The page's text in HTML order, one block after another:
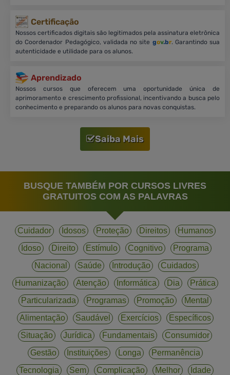
Certificação
Nossos certificados digitais são legitimados pela assinatura eletrônica
do Coordenador Pedagógico, validada no site gov.br. Garantindo sua
autenticidade e utilidade para os alunos.
Aprendizado
Nossos cursos que oferecem uma oportunidade única de
aprimoramento e crescimento profissional, incentivando a busca pelo
conhecimento e preparando os alunos para novas conquistas.
Saiba Mais
BUSQUE TAMBÉM POR CURSOS LIVRES
GRATUITOS COM AS PALAVRAS
Cuidador Idosos Proteção Direitos
Humanos
Idoso
Direito Estímulo Cognitivo
Programa
Nacional
Saúde Introdução
Cuidados
Humanização
Atenção Informática Dia
Prática
Particularizada
Programas Promoção
Mental
Alimentação
Saudável Exercícios
Específicos
Situação
Jurídica Fundamentais
Consumidor
Gestão
Instituições Longa
Permanência
Tecnologia
Sem Complicação Melhor Idade